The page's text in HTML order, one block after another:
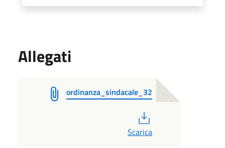
Allegati
ordinanza_sindacale_32
Scarica